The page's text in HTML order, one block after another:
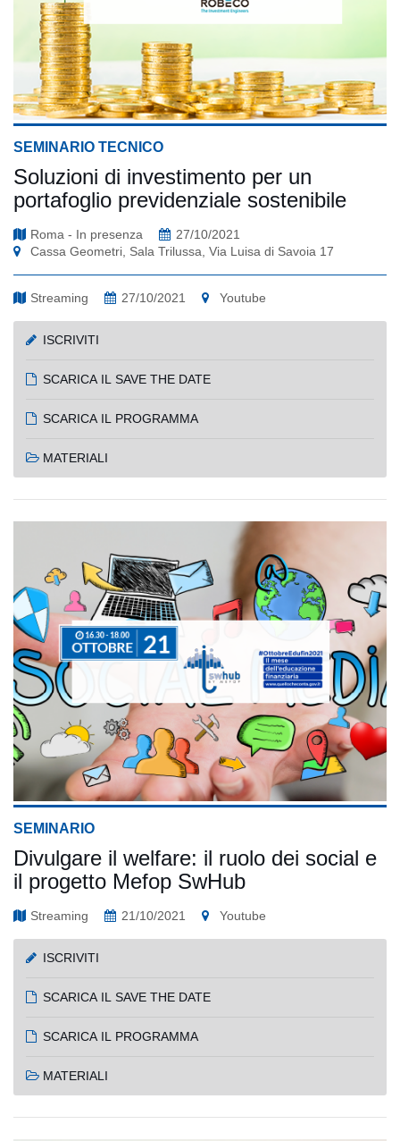
SEMINARIO TECNICO
Soluzioni di investimento per un
portafoglio previdenziale sostenibile
Roma - In presenza
27/10/2021
Cassa Geometri, Sala Trilussa, Via Luisa di Savoia 17
Streaming 27/10/2021 Youtube
ISCRIVITI
SCARICA IL SAVE THE DATE
SCARICA IL PROGRAMMA
MATERIALI
SEMINARIO
Divulgare il welfare: il ruolo dei social e
il progetto Mefop SwHub
Streaming 21/10/2021 Youtube
ISCRIVITI
SCARICA IL SAVE THE DATE
SCARICA IL PROGRAMMA
MATERIALI